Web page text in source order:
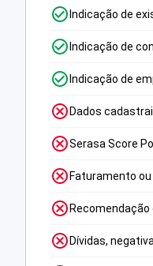
Indicação de
Indicação de
Indicação de
Dados
Serasa Score
Faturamento
Dívidas,